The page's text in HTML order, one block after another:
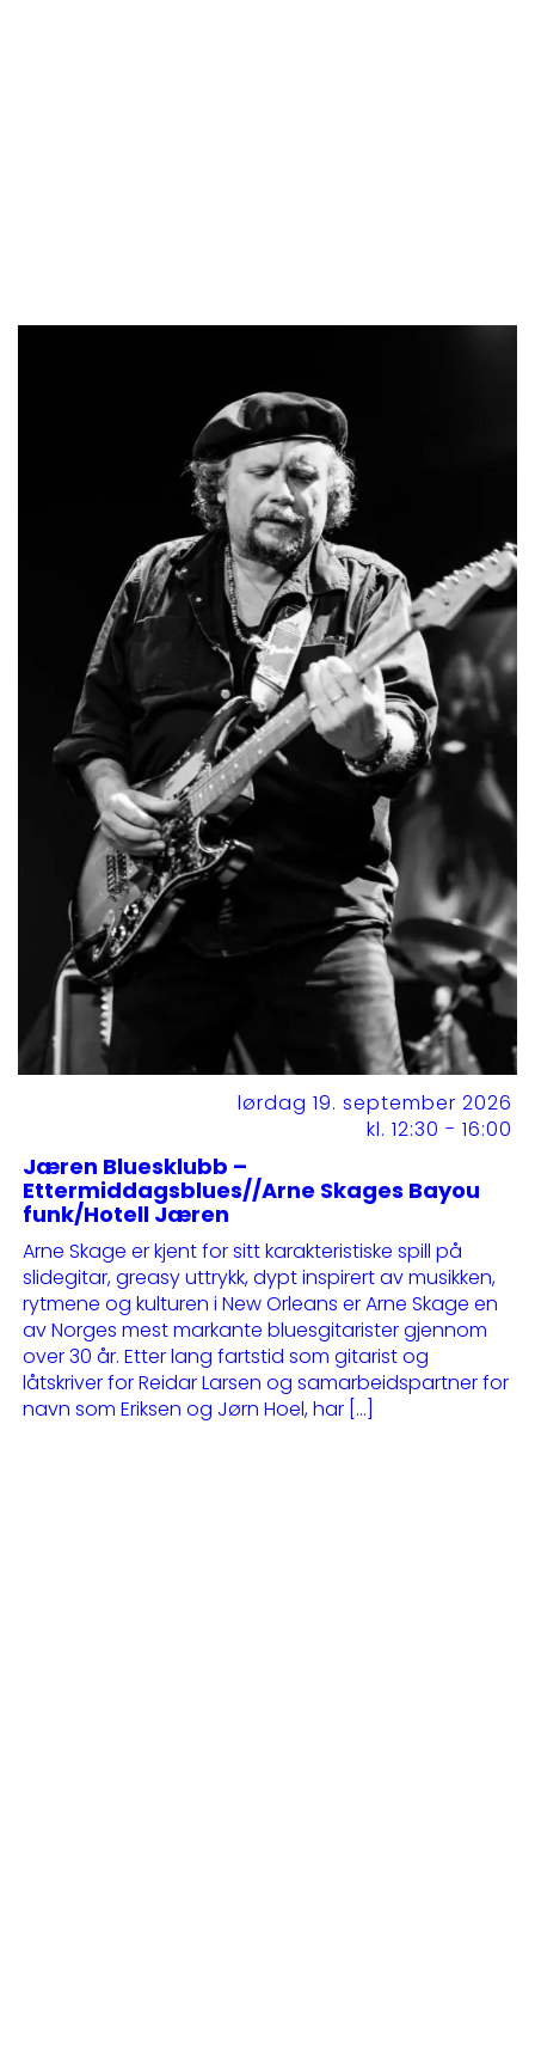
lørdag 19. september 2026
kl. 12:30 - 16:00
Jæren Bluesklubb –
Ettermiddagsblues//Arne Skages Bayou
funk/Hotell Jæren
Arne Skage er kjent for sitt karakteristiske spill på
slidegitar, greasy uttrykk, dypt inspirert av musikken,
rytmene og kulturen i New Orleans er Arne Skage en
av Norges mest markante bluesgitarister gjennom
over 30 år. Etter lang fartstid som gitarist og
låtskriver for Reidar Larsen og samarbeidspartner for
navn som Eriksen og Jørn Hoel, har […]